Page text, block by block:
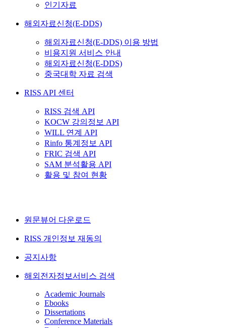
인기자료
해외자료신청(E-DDS)
해외자료신청(E-DDS) 이용 방법
비용지원 서비스 안내
해외자료신청(E-DDS)
중국대학 자료 검색
RISS API 센터
RISS 검색 API
KOCW 강의정보 API
WILL 연계 API
Rinfo 통계정보 API
FRIC 검색 API
SAM 분석활용 API
활용 및 참여 현황
원문뷰어 다운로드
RISS 개인정보 재동의
공지사항
해외전자정보서비스 검색
Academic Journals
Ebooks
Dissertations
Conference Materials